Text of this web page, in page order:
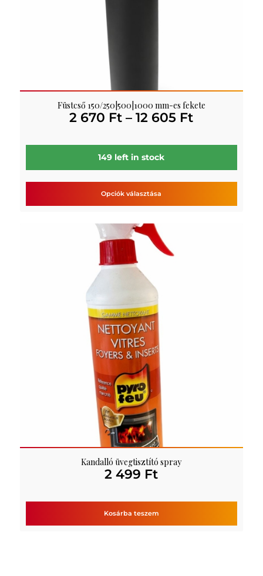
Füstcső 150/250|500|1000 mm-es fekete
2 670 Ft – 12 605 Ft
670 Ft
12
149 left in stock
Opciók választása
Kandalló üvegtisztító spray
2 499 Ft
Kosárba teszem